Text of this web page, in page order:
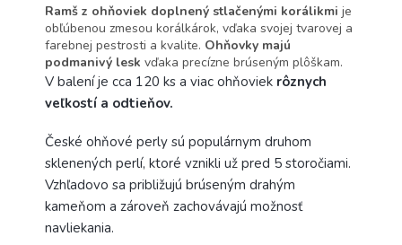
Ramš z ohňoviek doplnený stlačenými korálikmi je
obľúbenou zmesou korálkárok, vďaka svojej tvarovej a
farebnej pestrosti a kvalite. Ohňovky majú
podmanivý lesk vďaka precízne brúseným plôškam.
V balení je cca 120 ks a viac ohňoviek rôznych
veľkostí a odtieňov.
České ohňové perly sú populárnym druhom
sklenených perlí, ktoré vznikli už pred 5 storočiami.
Vzhľadovo sa približujú brúseným drahým
kameňom a zároveň zachovávajú možnosť
navliekania.